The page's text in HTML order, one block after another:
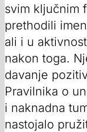
svim ključnim
prethodili
ali i u
nakon toga.
davanje
Pravilnika o
i naknadna
nastojalo